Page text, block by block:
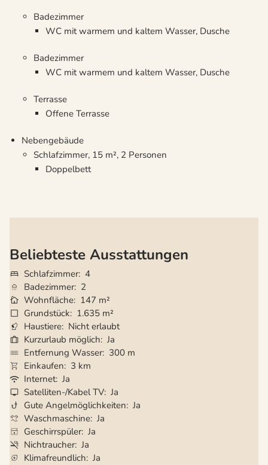
Badezimmer
WC mit warmem und kaltem Wasser, Dusche
Badezimmer
WC mit warmem und kaltem Wasser, Dusche
Terrasse
Offene Terrasse
Nebengebäude
Schlafzimmer, 15 m², 2 Personen
Doppelbett
Beliebteste Ausstattungen
Schlafzimmer 4
Badezimmer 2
Wohnfläche 147 m²
Grundstück
1.635 m²
Haustiere Nicht erlaubt
Kurzurlaub möglich Ja
Entfernung Wasser 300 m
Einkaufen
3 km
Internet Ja
Satelliten-/Kabel TV Ja
Gute Angelmöglichkeiten Ja
Waschmaschine Ja
Geschirrspüler Ja
Nichtraucher Ja
Klimafreundlich Ja